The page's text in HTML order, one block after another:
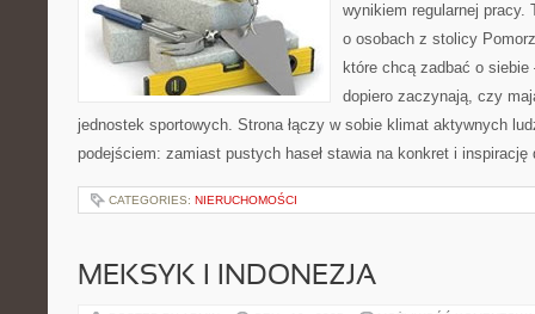
wynikiem regularnej pracy.
o osobach z stolicy
które chcą zadbać o
dopiero zaczynają, czy
jednostek sportowych. Strona łączy w sobie klimat aktywnych
podejściem: zamiast pustych haseł stawia na konkret i
CATEGORIES: NIERUCHOMOŚCI
MEKSYK I INDONEZJA